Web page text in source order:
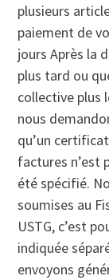
plusieurs
paiement de
jours Après la
plus tard ou
collective plus
nous
qu’un
factures n’est
été spécifié.
soumises au
USTG, c’est
indiquée
envoyons